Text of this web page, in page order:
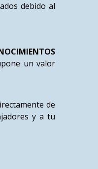
debido al
un valor
de
y a tu